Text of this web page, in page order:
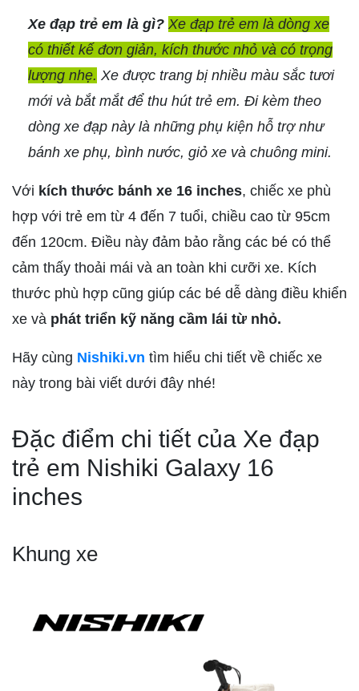
Xe đạp trẻ em là gì? Xe đạp trẻ em là dòng xe
có thiết kế đơn giản, kích thước nhỏ và có trọng
lượng nhẹ. Xe được trang bị nhiều màu sắc tươi
mới và bắt mắt để thu hút trẻ em. Đi kèm theo
dòng xe đạp này là những phụ kiện hỗ trợ như
bánh xe phụ, bình nước, giỏ xe và chuông mini.
Với kích thước bánh xe 16 inches, chiếc xe phù
hợp với trẻ em từ 4 đến 7 tuổi, chiều cao từ 95cm
đến 120cm. Điều này đảm bảo rằng các bé có thể
cảm thấy thoải mái và an toàn khi cưỡi xe. Kích
thước phù hợp cũng giúp các bé dễ dàng điều khiển
xe và phát triển kỹ năng cầm lái từ nhỏ.
Hãy cùng Nishiki.vn tìm hiểu chi tiết về chiếc xe
này trong bài viết dưới đây nhé!
Đặc điểm chi tiết của Xe đạp
trẻ em Nishiki Galaxy 16
inches
Khung xe